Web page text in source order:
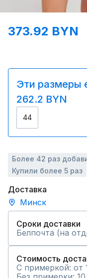
373.92 BYN
Эти размеры
262.2 BYN
44
Более 42 раз
Купили более 5 раз
Доставка
Минск
Сроки доставки
Белпочта (на
Стоимость
С примеркой: от